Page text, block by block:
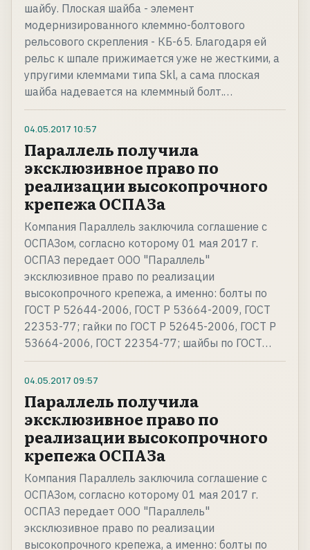
шайбу. Плоская шайба - элемент
модернизированного клеммно-болтового
рельсового скрепления - КБ-65. Благодаря ей
рельс к шпале прижимается уже не жесткими, а
упругими клеммами типа Skl, а сама плоская
шайба надевается на клеммный болт.…
04.05.2017 10:57
Параллель получила
эксклюзивное право по
реализации высокопрочного
крепежа ОСПАЗа
Компания Параллель заключила соглашение с
ОСПАЗом, согласно которому 01 мая 2017 г.
ОСПАЗ передает ООО "Параллель"
эксклюзивное право по реализации
высокопрочного крепежа, а именно: болты по
ГОСТ Р 52644-2006, ГОСТ Р 53664-2009, ГОСТ
22353-77; гайки по ГОСТ Р 52645-2006, ГОСТ Р
53664-2006, ГОСТ 22354-77; шайбы по ГОСТ…
04.05.2017 09:57
Параллель получила
эксклюзивное право по
реализации высокопрочного
крепежа ОСПАЗа
Компания Параллель заключила соглашение с
ОСПАЗом, согласно которому 01 мая 2017 г.
ОСПАЗ передает ООО "Параллель"
эксклюзивное право по реализации
высокопрочного крепежа, а именно: болты по